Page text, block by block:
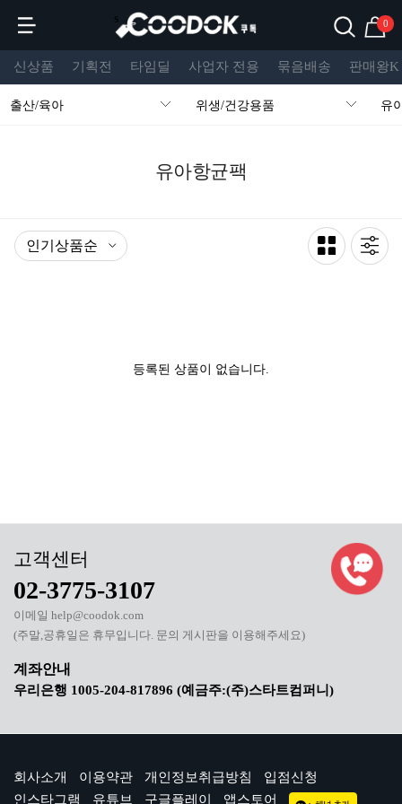
s 0
신상품 기획전 타임딜 사업자 전용 묶음배송 판매왕K
출산/육아 위생/건강용품 유
유아항균팩
등록된 상품이 없습니다.
02-3775-3107
이메일 help@coodok.com
(주말,공휴일은 휴무입니다. 문의 게시판을 이용해주세요)
우리은행 1005-204-817896 (예금주:(주)스타트컴퍼니)
회사소개 이용약관 개인정보취급방침
입점신청
인스타그램
유튜브 구글플레이 앱스토어